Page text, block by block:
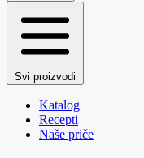
Svi proizvodi
Katalog
Recepti
Naše priče